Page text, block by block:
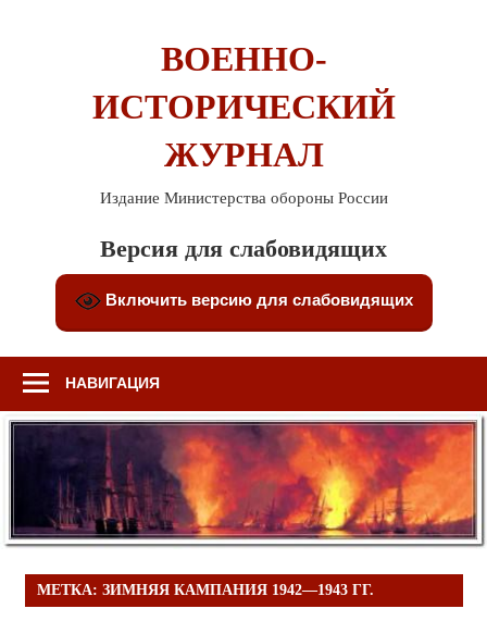
ВОЕННО-
ИСТОРИЧЕСКИЙ
ЖУРНАЛ
Издание Министерства обороны России
Версия для слабовидящих
Включить версию для слабовидящих
НАВИГАЦИЯ
МЕТКА: ЗИМНЯЯ КАМПАНИЯ 1942—1943 ГГ.